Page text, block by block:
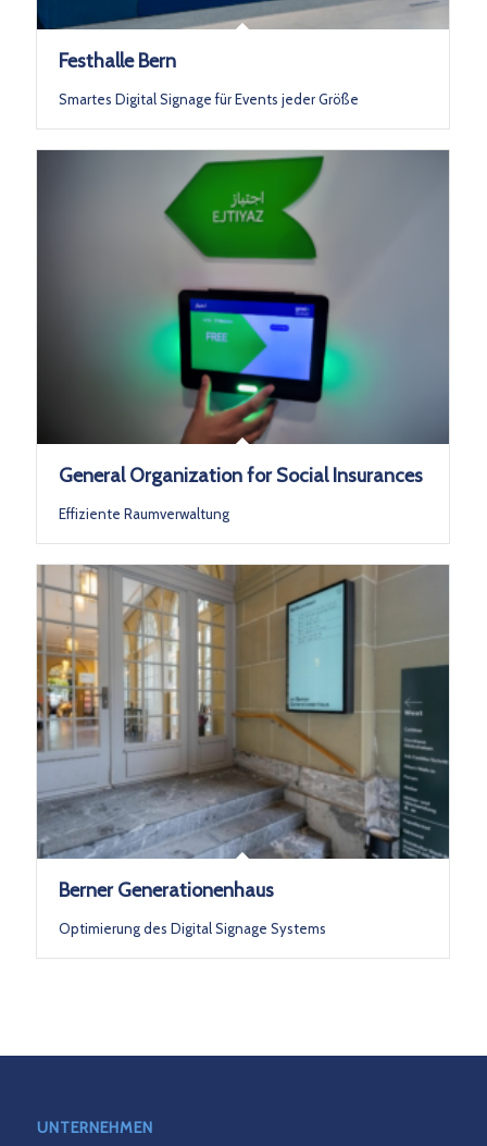
Festhalle Bern
Smartes Digital Signage für Events jeder Größe
General Organization for Social Insurances
Effiziente Raumverwaltung
Berner Generationenhaus
Optimierung des Digital Signage Systems
UNTERNEHMEN